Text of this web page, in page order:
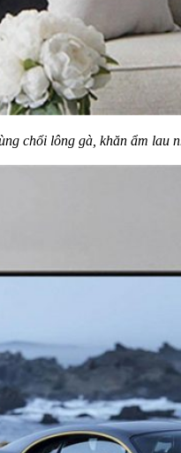
chổi lông gà, khăn ẩm lau